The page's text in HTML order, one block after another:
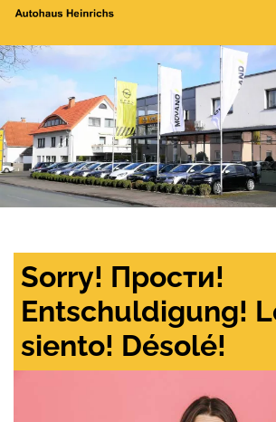
Sorry! Прости!
Entschuldigung!
siento! Désolé!